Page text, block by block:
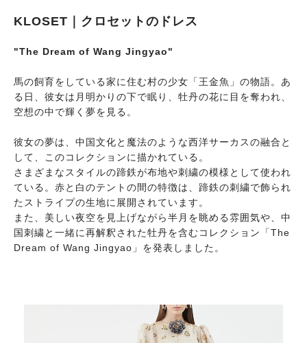
KLOSET｜クロセットのドレス
"The Dream of Wang Jingyao"
馬の飼育をしている家に住む村の少女「王金魚」の物語。あ
る日、彼女は月明かりの下で眠り、牡丹の花に目を奪われ、
空想の中で輝く夢を見る。
彼女の夢は、中国文化と魔法のような西洋サーカスの融合と
して、このコレクションに描かれている。
さまざまなスタイルの蹄鉄が布地や刺繍の模様として使われ
ている。赤と白のテントの間の特徴は、蹄鉄の刺繍で飾られ
たストライプの生地に展開されています。
また、美しい夜空を見上げながら半月を眺める雰囲気や、中
国刺繍と一緒に再解釈された牡丹を含むコレクション「The
Dream of Wang Jingyao」を発表しました。